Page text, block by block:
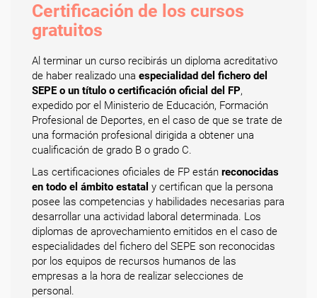
Certificación de los cursos
gratuitos
Al terminar un curso recibirás un diploma acreditativo
de haber realizado una especialidad del fichero del
SEPE o un título o certificación oficial del FP,
expedido por el Ministerio de Educación, Formación
Profesional de Deportes, en el caso de que se trate de
una formación profesional dirigida a obtener una
cualificación de grado B o grado C.
Las certificaciones oficiales de FP están reconocidas
en todo el ámbito estatal y certifican que la persona
posee las competencias y habilidades necesarias para
desarrollar una actividad laboral determinada. Los
diplomas de aprovechamiento emitidos en el caso de
especialidades del fichero del SEPE son reconocidas
por los equipos de recursos humanos de las
empresas a la hora de realizar selecciones de
personal.